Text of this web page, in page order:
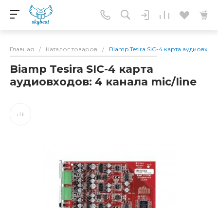
Главная / Каталог товаров / Biamp Tesira SIC-4 карта
Biamp Tesira SIC-4 карта
аудиовходов: 4 канала mic/line